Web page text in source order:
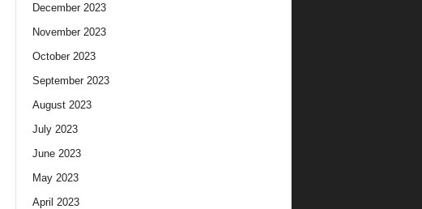
December 2023
November 2023
October 2023
September 2023
August 2023
July 2023
June 2023
May 2023
April 2023